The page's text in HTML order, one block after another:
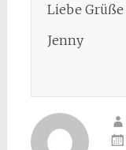
Liebe Grüße
Jenny